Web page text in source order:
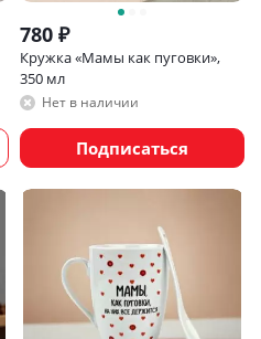
780 ₽
Кружка «Мамы как пуговки»,
350 мл
Нет в наличии
Подписаться